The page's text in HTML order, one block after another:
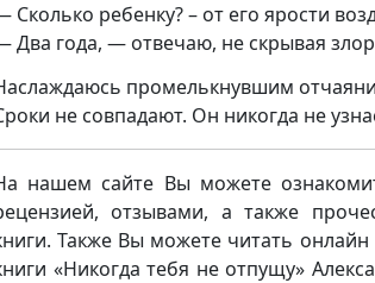
Сколько ребенку? – от его ярости
Два года, — отвечаю, не скрывая
промелькнувшим
не совпадают. Он никогда не
нашем сайте Вы можете
отзывами, а также
Также Вы можете читать
«Никогда тебя не отпущу»